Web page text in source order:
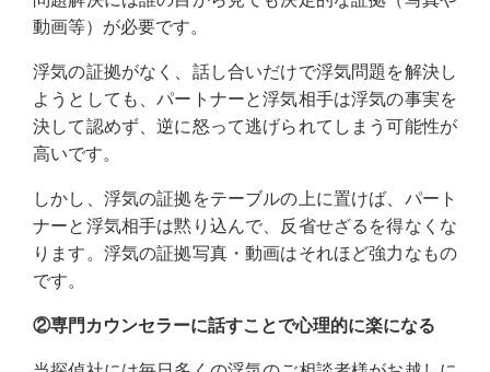
動画等）が必要です。
浮気の証拠がなく、話し合いだけで浮気問題を解決し
ようとしても、パートナーと浮気相手は浮気の事実を
決して認めず、逆に怒って逃げられてしまう可能性が
高いです。
しかし、浮気の証拠をテーブルの上に置けば、パート
ナーと浮気相手は黙り込んで、反省せざるを得なくな
ります。浮気の証拠写真・動画はそれほど強力なもの
です。
②専門カウンセラーに話すことで心理的に楽になる